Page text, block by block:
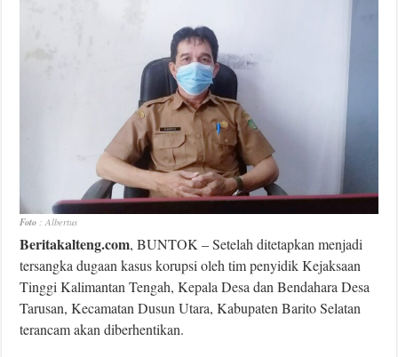
Foto : Albertus
Beritakalteng.com, BUNTOK – Setelah ditetapkan menjadi
tersangka dugaan kasus korupsi oleh tim penyidik Kejaksaan
Tinggi Kalimantan Tengah, Kepala Desa dan Bendahara Desa
Tarusan, Kecamatan Dusun Utara, Kabupaten Barito Selatan
terancam akan diberhentikan.